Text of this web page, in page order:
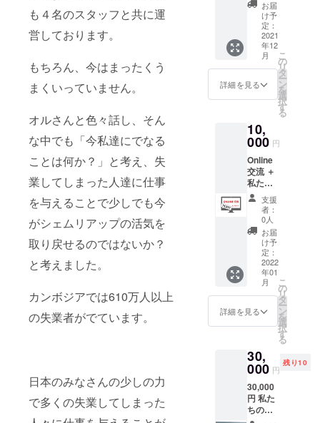
も４名のスタッフと共に運
営しております。
もちろん、今はまったくう
まくいっていません。
オルさんと色々話し、そん
な中でも「今私達にでなる
ことは何か？」と考え、失
業してしまった人達に仕事
を与えることで少しでも今
がシェムリアップの活気を
取り戻せるのではないか？
と考えました。
カンボジアでは610万人以上
の失業者がでています。
日本のみなさんの少しの力
で多くの失業してしまった
る方に
是非と
もお勧
めで
す！！
※ 言語
語・ク
メール
くはお
選びし
て頂く
ことが
できま
す。 [交
流時間]
１チ
ケット:
40分
４回分
（１ヶ
月分）
[実施予
定日] ２
年１２
月から
０：０
０〜２
０：４
５（日
曜日除
く） ご
ベニコ
ウジ色
素、デ
キスト
リン ・
アレル
ギー表
示：大
合はこ
ちらで
選ばせ
ていた
だきま
す。 ※
ご支援
時、必
デザイ
ン番号
入くだ
さい。
い！と
いう方
におす
すめで
す。 ※
返礼品
はござ
いませ
メール
をお送
りさせ
て頂き
ます。
ご支援
者様へ
は、本
プロ
ジェク
トの近
況や、
今後の
活動の
ご案内
をさせ
て頂く
（年１
回）
お届
け予
定：
2021
年12
月
詳細を見る
こ
の
リ
タ
ー
ン
を
選
択
す
る
10,
000 円
Online
交流 ＋
私たち
が運営
するゲ
ストハ
ウス
（de
SALOO
Village
）の壁
(プール
沿い)に
あなた
レート
を飾り
ます！
※必ず備
考欄に
「あな
支援
者：
0人
お届
け予
定：
2022
年01
月
詳細を見る
こ
の
リ
タ
ー
ン
を
選
択
す
る
30,
000 円
残り10
30,000
円 私た
ちの運